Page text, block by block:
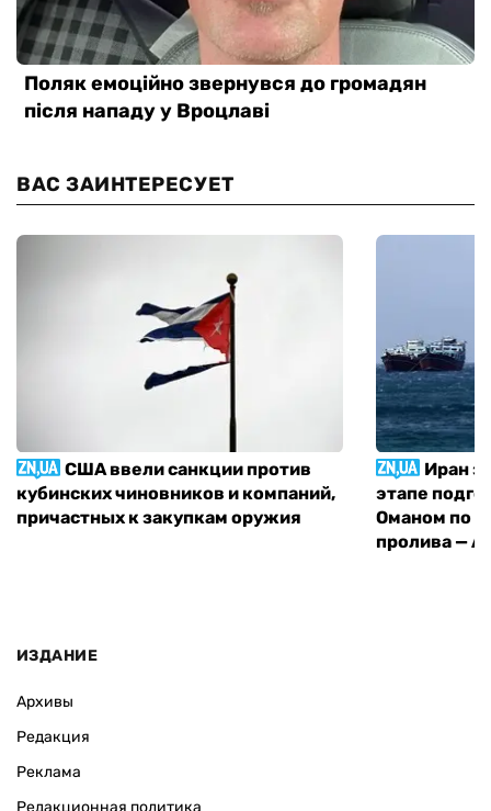
ВАС ЗАИНТЕРЕСУЕТ
США ввели санкции против
кубинских чиновников и компаний,
причастных к закупкам оружия
Иран
этапе
Оманом по
пролива —
ИЗДАНИЕ
Архивы
Редакция
Реклама
Редакционная политика